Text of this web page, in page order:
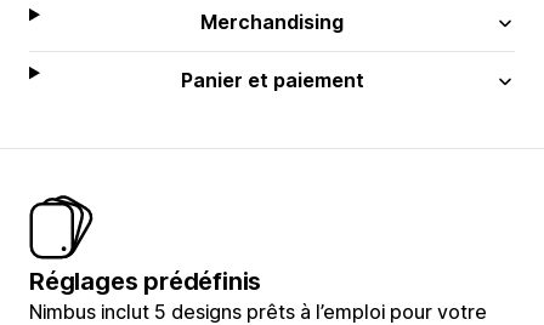
Merchandising
Panier et paiement
Réglages prédéfinis
Nimbus inclut 5 designs prêts à l’emploi pour votre